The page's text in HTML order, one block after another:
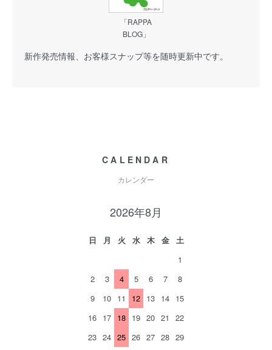
「RAPPA
BLOG」
新作発売情報、お客様スナップ等を随時更新中です。
CALENDAR
カレンダー
2026年8月
日 月 火 水 木 金
土
1
2
3 4 5 6 7
8
9
10 11 12 13 14 15
16 17 18 19 20 21
22
23 24 25 26 27 28 29